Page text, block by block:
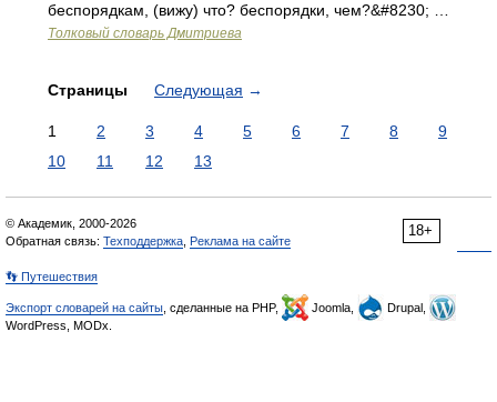
беспорядкам, (вижу) что? беспорядки, чем?&#8230; …
Толковый словарь Дмитриева
Страницы Следующая →
1 2 3 4 5 6 7 8
9
10
11 12 13
18+
© Академик, 2000-2026
Обратная связь: Техподдержка Реклама на сайте
👣 Путешествия
Экспорт словарей на сайты , сделанные на PHP, Joomla,
Drupal,
WordPress, MODx.